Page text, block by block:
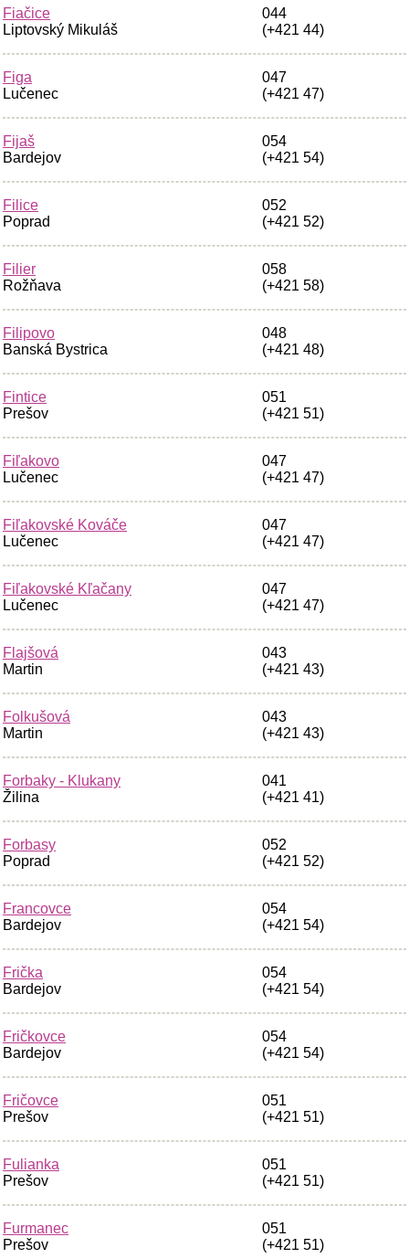
Fiačice
Liptovský Mikuláš
044
(+421 44)
Figa
Lučenec
047
(+421 47)
Fijaš
Bardejov
054
(+421 54)
Filice
Poprad
052
(+421 52)
Filier
Rožňava
058
(+421 58)
Filipovo
Banská Bystrica
048
(+421 48)
Fintice
Prešov
051
(+421 51)
Fiľakovo
Lučenec
047
(+421 47)
Fiľakovské Kováče
Lučenec
047
(+421 47)
Fiľakovské Kľačany
Lučenec
047
(+421 47)
Flajšová
Martin
043
(+421 43)
Folkušová
Martin
043
(+421 43)
Forbaky - Klukany
Žilina
041
(+421 41)
Forbasy
Poprad
052
(+421 52)
Francovce
Bardejov
054
(+421 54)
Frička
Bardejov
054
(+421 54)
Fričkovce
Bardejov
054
(+421 54)
Fričovce
Prešov
051
(+421 51)
Fulianka
Prešov
051
(+421 51)
Furmanec
Prešov
051
(+421 51)